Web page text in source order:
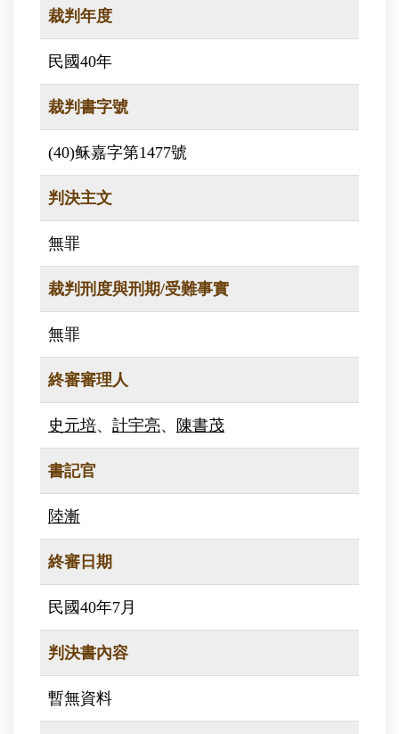
裁判年度
民國40年
裁判書字號
(40)稣嘉字第1477號
判決主文
無罪
裁判刑度與刑期/受難事實
無罪
終審審理人
史元培、 計宇亮、 陳書茂
書記官
陸漸
終審日期
民國40年7月
判決書內容
暫無資料